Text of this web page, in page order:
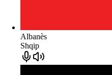
Albanès
Shqip